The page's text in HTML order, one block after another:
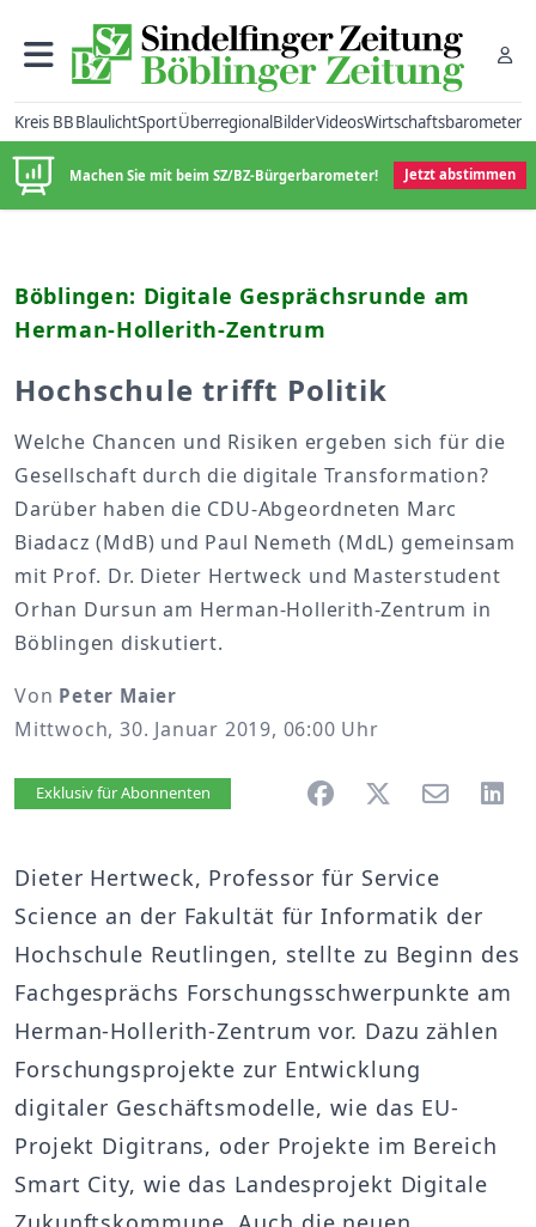
Kreis BBBlaulichtSportÜberregionalBilderVideosWirtschaftsbarometer
Machen Sie mit beim SZ/BZ-Bürgerbarometer! Jetzt abstimmen
Böblingen: Digitale Gesprächsrunde am
Herman-Hollerith-Zentrum
Hochschule trifft Politik
Welche Chancen und Risiken ergeben sich für die
Gesellschaft durch die digitale Transformation?
Darüber haben die CDU-Abgeordneten Marc
Biadacz (MdB) und Paul Nemeth (MdL) gemeinsam
mit Prof. Dr. Dieter Hertweck und Masterstudent
Orhan Dursun am Herman-Hollerith-Zentrum in
Böblingen diskutiert.
Von Peter Maier
Mittwoch, 30. Januar 2019, 06:00 Uhr
Artikel vorlesen
Exklusiv für Abonnenten
Dieter Hertweck, Professor für Service
Science an der Fakultät für Informatik der
Hochschule Reutlingen, stellte zu Beginn des
Fachgesprächs Forschungsschwerpunkte am
Herman-Hollerith-Zentrum vor. Dazu zählen
Forschungsprojekte zur Entwicklung
digitaler Geschäftsmodelle, wie das EU-
Projekt Digitrans, oder Projekte im Bereich
Smart City, wie das Landesprojekt Digitale